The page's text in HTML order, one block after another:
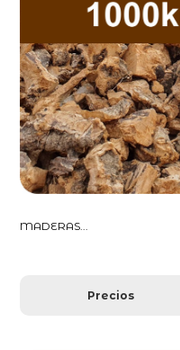
MADERAS...
Precios